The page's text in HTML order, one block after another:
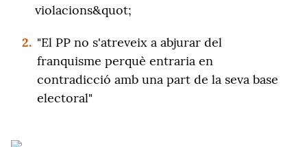
violacions&quot;
2. "El PP no s'atreveix a abjurar del
franquisme perquè entraria en
contradicció amb una part de la seva base
electoral"